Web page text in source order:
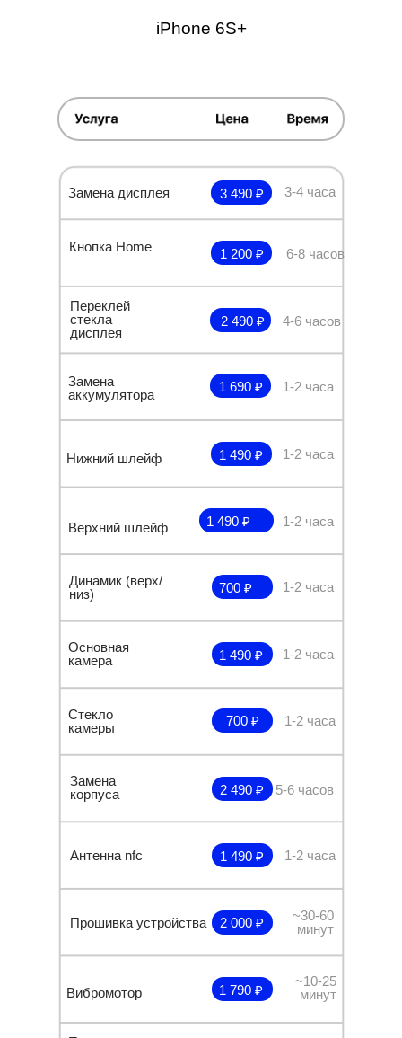
Замена дисплея
2 490 ₽
3 490 ₽ 3-4 часа
Нижний шлейф
Кнопка Home
iPhone 6S+
1 200 ₽ 6-8 часов
Переклей
стекла
дисплея
4-6 часов
Замена
аккумулятора
1 690 ₽ 1-2 часа
1 490 ₽ 1-2 часа
Верхний шлейф 1 490 ₽ 1-2 часа
Динамик (верх/
низ)
700 ₽ 1-2 часа
Основная
камера
1 490 ₽ 1-2 часа
Стекло
камеры
700 ₽
5-6 часов
1-2 часа
Замена
корпуса
2 490 ₽
Антенна nfc 1 490 ₽
Вибромотор
Прошивка устройства 2 000 ₽
~30-60
минут
1 790 ₽
~10-25
минут
1-2 часа